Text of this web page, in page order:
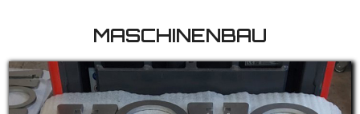
MASCHINENBAU